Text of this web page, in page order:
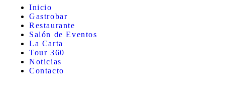
Inicio
Gastrobar
Restaurante
Salón de Eventos
La Carta
Tour 360
Noticias
Contacto